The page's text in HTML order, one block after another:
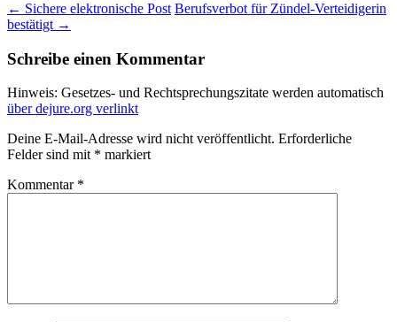
← Sichere elektronische Post Berufsverbot für Zündel-Verteidigerin
bestätigt →
Schreibe einen Kommentar
Hinweis: Gesetzes- und Rechtsprechungszitate werden automatisch
über dejure.org verlinkt
Deine E-Mail-Adresse wird nicht veröffentlicht. Erforderliche
Felder sind mit * markiert
Kommentar *